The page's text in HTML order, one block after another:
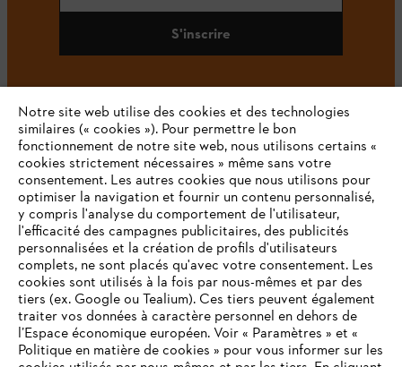
S'inscrire
#STIHL
L'Entreprise
STIHL FAQ
Notre site web utilise des cookies et des technologies
similaires (« cookies »). Pour permettre le bon
fonctionnement de notre site web, nous utilisons certains «
cookies strictement nécessaires » même sans votre
consentement. Les autres cookies que nous utilisons pour
optimiser la navigation et fournir un contenu personnalisé,
y compris l'analyse du comportement de l'utilisateur,
l'efficacité des campagnes publicitaires, des publicités
personnalisées et la création de profils d'utilisateurs
complets, ne sont placés qu'avec votre consentement. Les
cookies sont utilisés à la fois par nous-mêmes et par des
tiers (ex. Google ou Tealium). Ces tiers peuvent également
traiter vos données à caractère personnel en dehors de
l’Espace économique européen. Voir « Paramètres » et «
Politique en matière de cookies » pour vous informer sur les